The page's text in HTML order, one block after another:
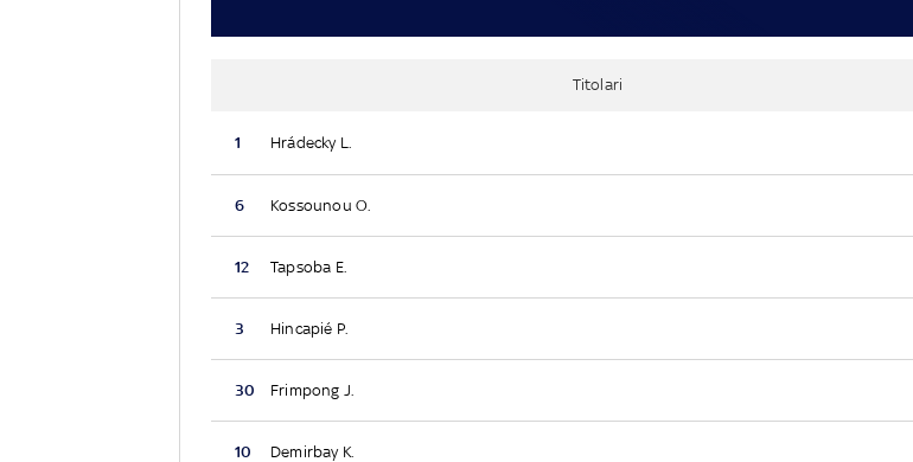
Titolari
1 Hrádecky L.
6 Kossounou O.
12 Tapsoba E.
3 Hincapié P.
30 Frimpong J.
10 Demirbay K.